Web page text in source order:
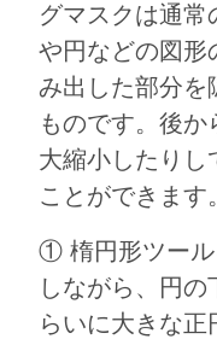
グマスクは通常
や円などの図形
み出した部分を
ものです。後
大縮小したりし
ことができます。
① 楕円形ツール
しながら、円の
らいに大きな正